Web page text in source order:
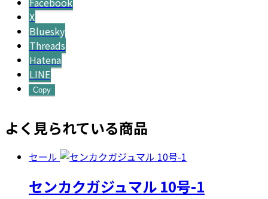
X
Bluesky
Threads
Hatena
LINE
Copy
よく見られている商品
セール
センカクガジュマル 10号-1